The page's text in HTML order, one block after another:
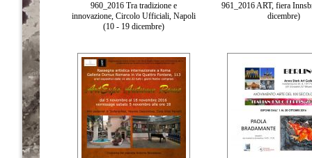
960_2016 Tra tradizione e
innovazione, Circolo Ufficiali, Napoli
(10 - 19 dicembre)
961_2016 ART, fiera
dicembre)